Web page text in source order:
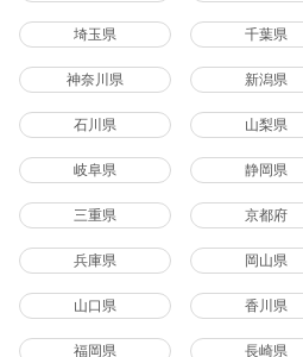
埼玉県 千葉県
神奈川県 新潟県
石川県 山梨県
岐阜県 静岡県
三重県 京都府
兵庫県 岡山県
山口県 香川県
福岡県 長崎県